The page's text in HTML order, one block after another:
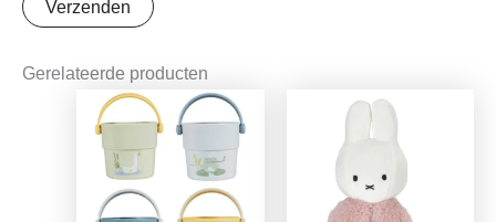
Gerelateerde producten
Oorspronkelijke
prijs
€16,95.
Huidige
prijs
is:
€13,39.